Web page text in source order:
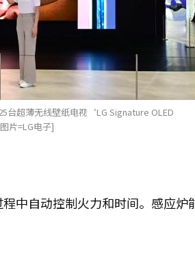
台超薄无线壁纸电视‘LG Signature OLED
片=LG电子]
中自动控制火力和时间。感应炉